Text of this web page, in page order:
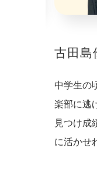
古田島
中学生の
楽部に逃
見つけ成
に活かせ